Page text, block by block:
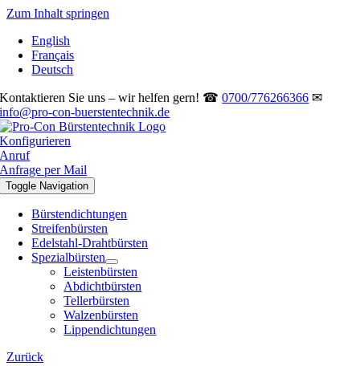
Zum Inhalt springen
English
Français
Deutsch
Kontaktieren Sie uns – wir helfen gern! ☎0700/776266366 ✉
info@pro-con-buerstentechnik.de
Konfigurieren
Anruf
Anfrage per Mail
Toggle Navigation
Bürstendichtungen
Streifenbürsten
Edelstahl-Drahtbürsten
Spezialbürsten
Leistenbürsten
Abdichtbürsten
Tellerbürsten
Walzenbürsten
Lippendichtungen
Zurück